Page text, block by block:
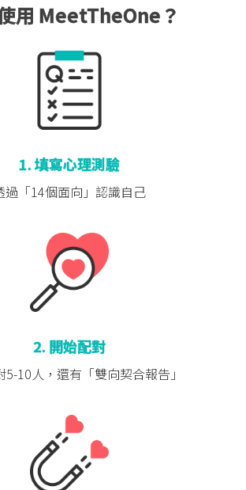
用 MeetTheOne？
1. 填寫心理測驗
過「14個面向」 認識自己
2. 開始配對
10人， 還有「雙向契合報告」